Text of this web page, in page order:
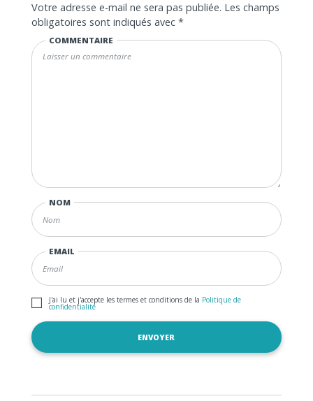
Votre adresse e-mail ne sera pas publiée. Les champs
obligatoires sont indiqués avec *
COMMENTAIRE
NOM
EMAIL
J'ai lu et j'accepte les termes et conditions de la Politique de
confidentialité